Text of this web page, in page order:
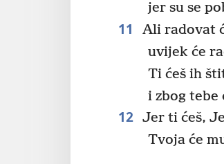
jer su se
11 Ali radovat
uvijek će
Ti ćeš ih
i zbog
12 Jer ti ćeš,
Tvoja će